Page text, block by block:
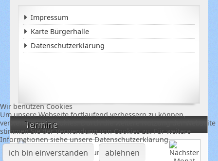
Termine
Juni 2026
Impressum
Karte Bürgerhalle
Datenschutzerklärung
Wir benutzen Cookies
Um unsere Webseite fortlaufend verbessern zu können,
verwenden wir Cookies. Durch die weitere Nutzung der Webseite
stimmen Sie der Verwendung von Cookies zu. Für weitere
Informationen siehe unsere Datenschutzerklärung
ich bin einverstanden ablehnen